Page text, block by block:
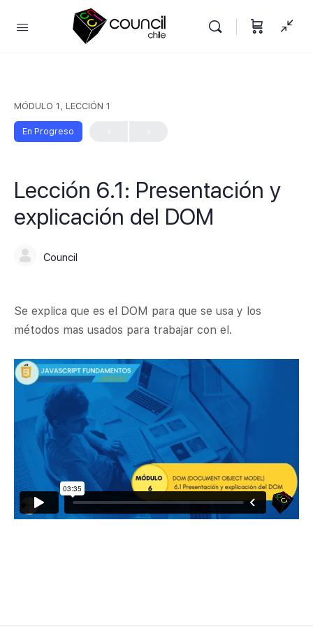
MÓDULO 1, LECCIÓN 1
En Progreso
Lección 6.1: Presentación y
explicación del DOM
Council
Se explica que es el DOM para que se usa y los
métodos mas usados para trabajar con el.